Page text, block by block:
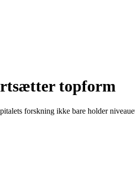
topform
forskning ikke bare holder